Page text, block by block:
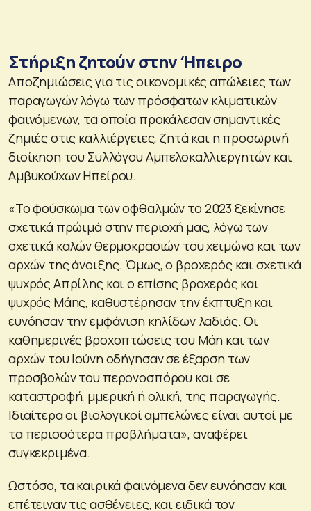
Στήριξη ζητούν στην Ήπειρο
Αποζημιώσεις για τις οικονομικές απώλειες των
παραγωγών λόγω των πρόσφατων κλιματικών
φαινόμενων, τα οποία προκάλεσαν σημαντικές
ζημιές στις καλλιέργειες, ζητά και η προσωρινή
διοίκηση του Συλλόγου Αμπελοκαλλιεργητών και
Αμβυκούχων Ηπείρου.
«To φούσκωµα των οφθαλµών το 2023 ξεκίνησε
σχετικά πρώιμά στην περιοχή μας, λόγω των
σχετικά καλών θερμοκρασιών του χειμώνα και των
αρχών της άνοιξης. Όμως, ο βροχερός και σχετικά
ψυχρός Απρίλης και ο επίσης βροχερός και
ψυχρός Μάης, καθυστέρησαν την έκπτυξη και
ευνόησαν την εμφάνιση κηλίδων λαδιάς. Οι
καθημερινές βροχοπτώσεις του Μάη και των
αρχών του Ιούνη οδήγησαν σε έξαρση των
προσβολών του περονοσπόρου και σε
καταστροφή, µμερική ή ολική, της παραγωγής.
Ιδιαίτερα οι βιολογικοί αμπελώνες είναι αυτοί µε
τα περισσότερα προβλήματα», αναφέρει
συγκεκριμένα.
Ωστόσο, τα καιρικά φαινόμενα δεν ευνόησαν και
επέτειναν τις ασθένειες, και ειδικά τον